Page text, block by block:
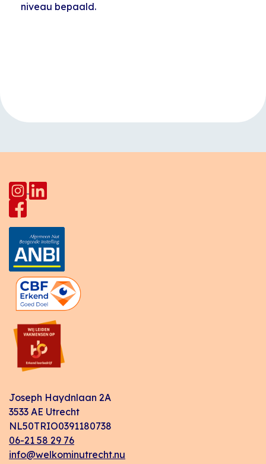
niveau bepaald.
Joseph Haydnlaan 2A
3533 AE Utrecht
NL50TRIO0391180738
06-21 58 29 76
info@welkominutrecht.nu